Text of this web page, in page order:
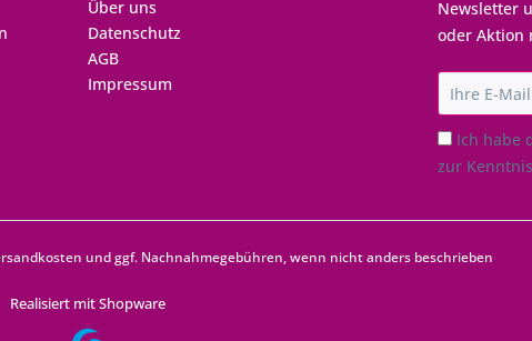
Über uns
Datenschutz
AGB
Impressum
Newsletter
oder Aktion
Ich habe
zur
und ggf. Nachnahmegebühren, wenn nicht anders beschrieben
Realisiert mit Shopware